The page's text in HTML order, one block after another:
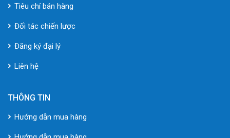
Tiêu chí bán hàng
Đối tác chiến lược
Đăng ký đại lý
Liên hệ
THÔNG TIN
Hướng dẫn mua hàng